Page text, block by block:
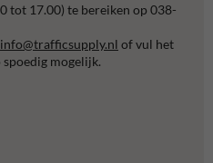
tot 17.00) te bereiken op 038-
info@trafficsupply.nl of vul het
mogelijk.